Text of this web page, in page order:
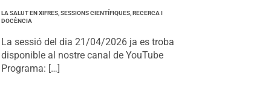
LA SALUT EN XIFRES, SESSIONS CIENTÍFIQUES, RECERCA I
DOCÈNCIA
La sessió del dia 21/04/2026 ja es troba
disponible al nostre canal de YouTube
Programa: […]